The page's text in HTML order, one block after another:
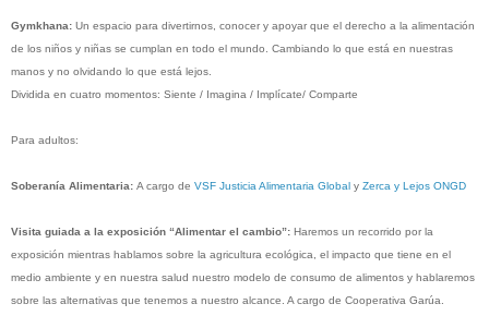
Gymkhana: Un espacio para divertirnos, conocer y apoyar que el derecho a la alimentación
de los niños y niñas se cumplan en todo el mundo. Cambiando lo que está en nuestras
manos y no olvidando lo que está lejos.
Dividida en cuatro momentos: Siente / Imagina / Implícate/ Comparte
Para adultos:
Soberanía Alimentaria: A cargo de VSF Justicia Alimentaria Global y Zerca y Lejos ONGD
Visita guiada a la exposición “Alimentar el cambio”: Haremos un recorrido por la
exposición mientras hablamos sobre la agricultura ecológica, el impacto que tiene en el
medio ambiente y en nuestra salud nuestro modelo de consumo de alimentos y hablaremos
sobre las alternativas que tenemos a nuestro alcance. A cargo de Cooperativa Garúa.